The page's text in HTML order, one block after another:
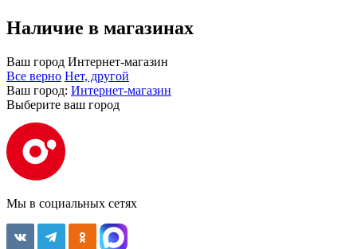
Наличие в магазинах
Ваш город Интернет-магазин
Все верно Нет, другой
Ваш город: Интернет-магазин
Выберите ваш город
Мы в социальных сетях